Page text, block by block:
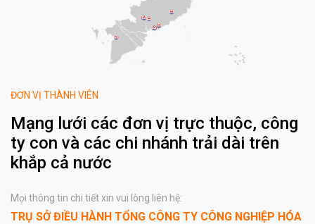
ĐƠN VỊ THÀNH VIÊN
Mạng lưới các đơn vị trực thuộc, công
ty con và các chi nhánh trải dài trên
khắp cả nước
Mọi thông tin chi tiết xin vui lòng liên hệ:
TRỤ SỞ ĐIỀU HÀNH TỔNG CÔNG TY CÔNG NGHIỆP HÓA